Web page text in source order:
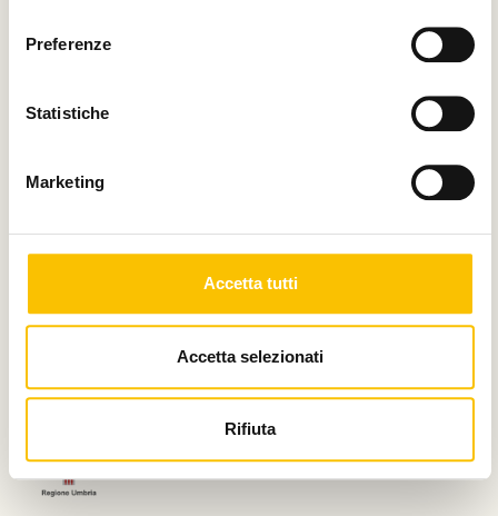
Preferenze
Statistiche
Marketing
Accetta tutti
Accetta selezionati
Rifiuta
Charity partner
Paese ospite d'onore